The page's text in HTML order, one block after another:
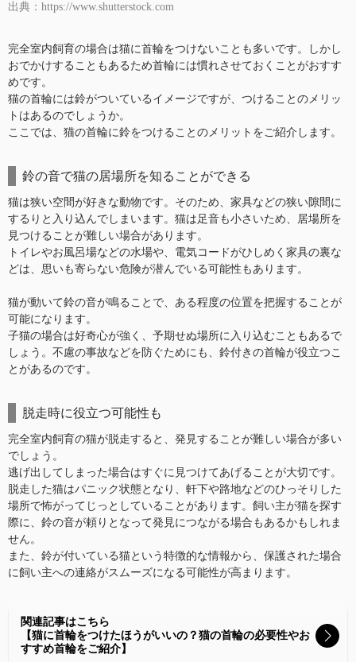
出典：https://www.shutterstock.com
完全室内飼育の場合は猫に首輪をつけないことも多いです。しかし
おでかけすることもあるため首輪には慣れさせておくことがおすす
めです。
猫の首輪には鈴がついているイメージですが、つけることのメリッ
トはあるのでしょうか。
ここでは、猫の首輪に鈴をつけることのメリットをご紹介します。
鈴の音で猫の居場所を知ることができる
猫は狭い空間が好きな動物です。そのため、家具などの狭い隙間に
するりと入り込んでしまいます。猫は足音も小さいため、居場所を
見つけることが難しい場合があります。
トイレやお風呂場などの水場や、電気コードがひしめく家具の裏な
どは、思いも寄らない危険が潜んでいる可能性もあります。
猫が動いて鈴の音が鳴ることで、ある程度の位置を把握することが
可能になります。
子猫の場合は好奇心が強く、予期せぬ場所に入り込むこともあるで
しょう。不慮の事故などを防ぐためにも、鈴付きの首輪が役立つこ
とがあるのです。
脱走時に役立つ可能性も
完全室内飼育の猫が脱走すると、発見することが難しい場合が多い
でしょう。
逃げ出してしまった場合はすぐに見つけてあげることが大切です。
脱走した猫はパニック状態となり、軒下や路地などのひっそりした
場所で怖がってじっとしていることがあります。飼い主が猫を探す
際に、鈴の音が頼りとなって発見につながる場合もあるかもしれま
せん。
また、鈴が付いている猫という特徴的な情報から、保護された場合
に飼い主への連絡がスムーズになる可能性が高まります。
関連記事はこちら
【猫に首輪をつけたほうがいいの？猫の首輪の必要性やお
すすめ首輪をご紹介】